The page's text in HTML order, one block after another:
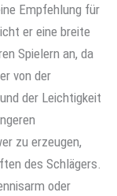
Empfehlung für
er eine breite
Spielern an, da
von der
der Leichtigkeit
zu erzeugen,
des Schlägers.
oder